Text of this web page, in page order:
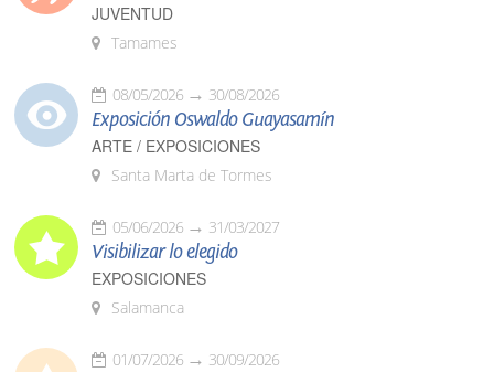
JUVENTUD
Tamames
08/05/2026 30/08/2026
Exposición Oswaldo Guayasamín
ARTE / EXPOSICIONES
Santa Marta de Tormes
05/06/2026 31/03/2027
Visibilizar lo elegido
EXPOSICIONES
Salamanca
01/07/2026 30/09/2026